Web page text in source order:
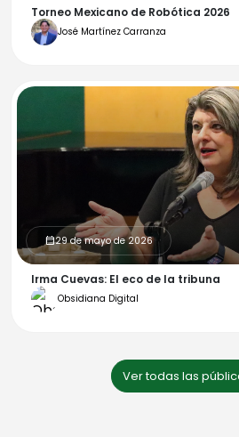
Torneo Mexicano de Robótica 2026
José Martínez Carranza
calendar_month29 de mayo de 2026
Irma Cuevas: El eco de la tribuna
Obsidiana Digital
Ver todas las